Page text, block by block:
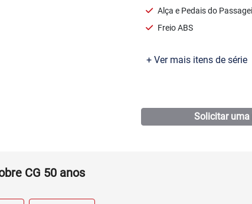
Alça e Pedais do
Freio ABS
+ Ver mais itens de série
Solicitar uma
CG 50 anos